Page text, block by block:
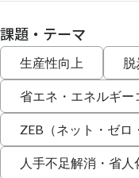
課題・テーマ
生産性向上
省エネ・エネルギー
ZEB（ネット・ゼロ
人手不足解消・省人